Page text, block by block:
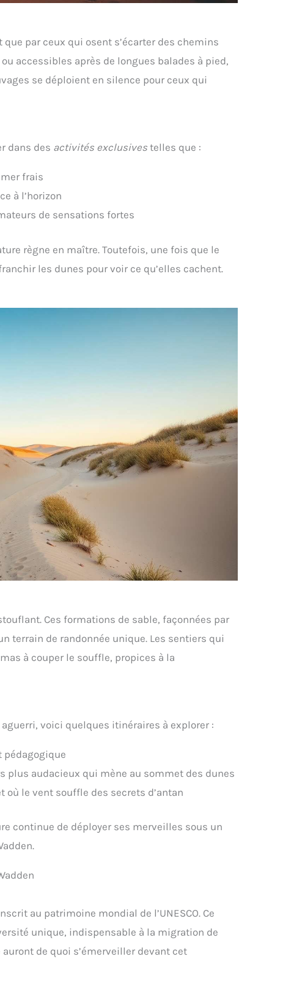
par ceux qui osent s’écarter des chemins
accessibles après de longues balades à pied,
se déploient en silence pour ceux qui
dans des activités exclusives telles que :
frais
à l’horizon
de sensations fortes
règne en maître. Toutefois, une fois que le
les dunes pour voir ce qu’elles cachent.
Ces formations de sable, façonnées par
terrain de randonnée unique. Les sentiers qui
à couper le souffle, propices à la
voici quelques itinéraires à explorer :
pédagogique
plus audacieux qui mène au sommet des dunes
le vent souffle des secrets d’antan
continue de déployer ses merveilles sous un
au patrimoine mondial de l’UNESCO. Ce
unique, indispensable à la migration de
de quoi s’émerveiller devant cet